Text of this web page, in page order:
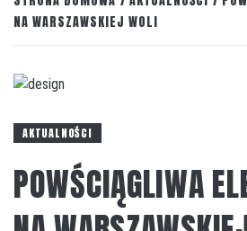
NA WARSZAWSKIEJ WOLI
AKTUALNOŚCI
POWŚCIĄGLIWA